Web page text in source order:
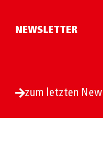
NEWSLETTER
zum letzten